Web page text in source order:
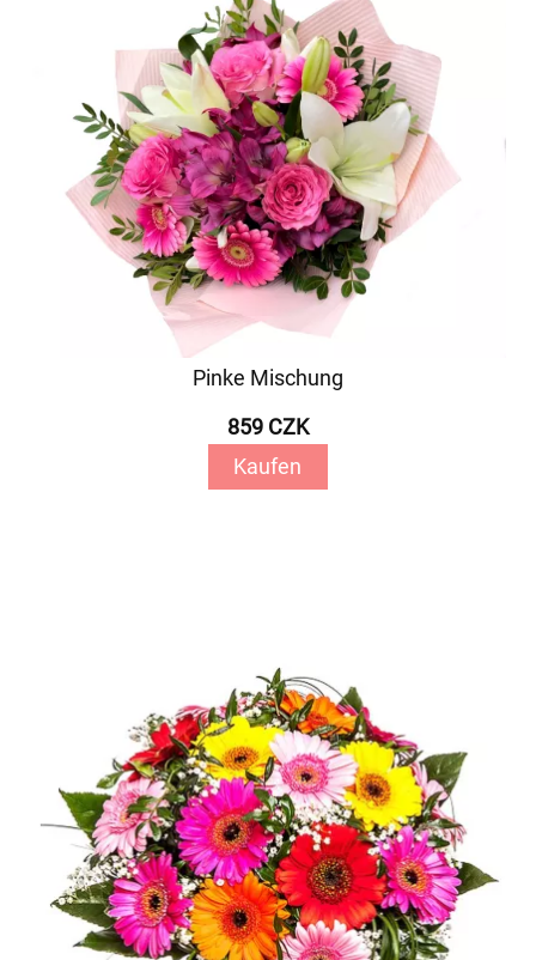
Pinke Mischung
859 CZK
Kaufen